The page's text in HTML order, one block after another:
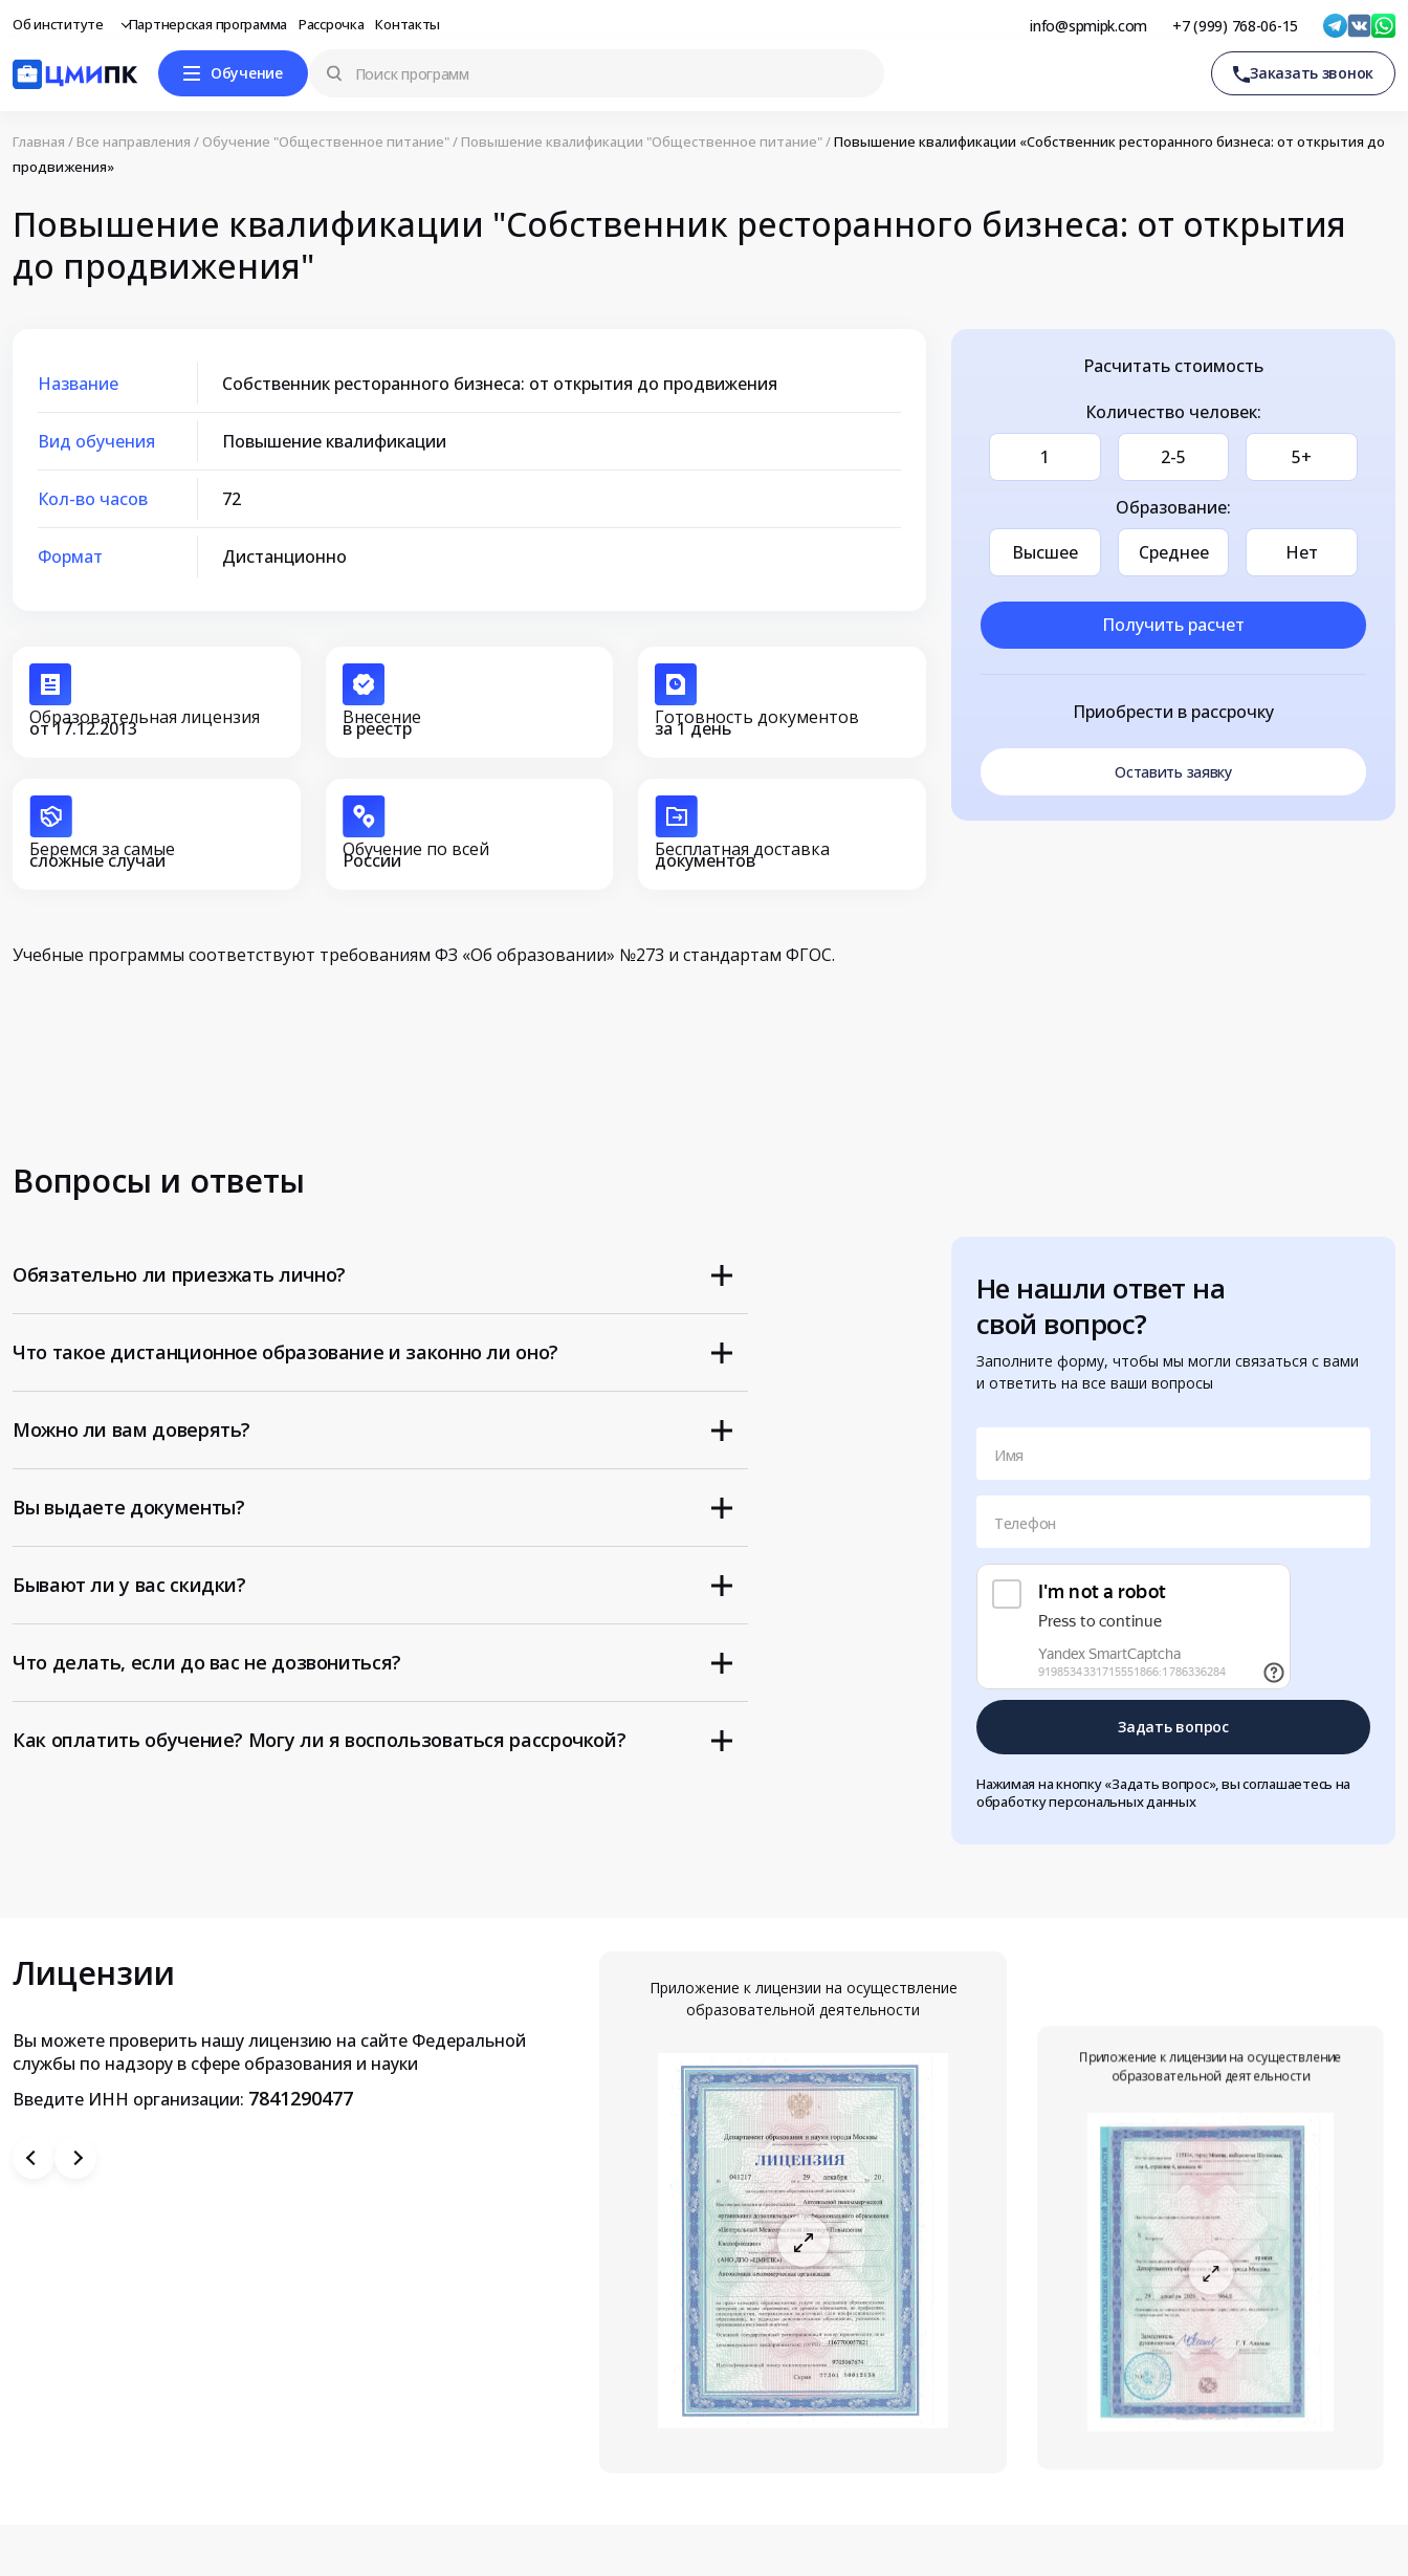
Об институте Партнерская программа Рассрочка Контакты info@spmipk.com +7 (999) 768-06-15
Обучение Заказать звонок
Главная / Все направления / Обучение "Общественное питание"/ Повышение квалификации "Общественное питание"/Повышение квалификации «Собственник ресторанного бизнеса: от открытия до
продвижения»
Повышение квалификации "Собственник ресторанного бизнеса: от открытия
до продвижения"
Название Собственник ресторанного бизнеса: от открытия до продвижения
Вид обучения Повышение квалификации
Кол-во часов 72
Формат Дистанционно
Образовательная лицензия
от 17.12.2013 Внесение
в реестр Готовность документов
за 1 день
Беремся за самые
сложные случаи Обучение по всей
России Бесплатная доставка
документов
Учебные программы соответствуют требованиям ФЗ «Об образовании» №273 и стандартам ФГОС.
Расчитать стоимость
Количество человек:
1
2-5 5+
Образование:
Высшее
Среднее Нет
Получить расчет
Приобрести в рассрочку
Оставить заявку
Вопросы и ответы
Не нашли ответ на
свой вопрос?
Заполните форму, чтобы мы могли связаться с вами
и ответить на все ваши вопросы
Имя
Телефон
Задать вопрос
Нажимая на кнопку «Задать вопрос», вы соглашаетесь на
обработку персональных данных
Обязательно ли приезжать лично?
Что такое дистанционное образование и законно ли оно?
Можно ли вам доверять?
Вы выдаете документы?
Бывают ли у вас скидки?
Что делать, если до вас не дозвониться?
Как оплатить обучение? Могу ли я воспользоваться рассрочкой?
Лицензии
Вы можете проверить нашу лицензию на сайте Федеральной
службы по надзору в сфере образования и науки
Введите ИНН организации: 7841290477
Приложение к лицензии на осуществление
образовательной деятельности
Приложение к лицензии на осуществление
образовательной деятельности
Приложение к лицензии на осуществление
образовательной деятельности